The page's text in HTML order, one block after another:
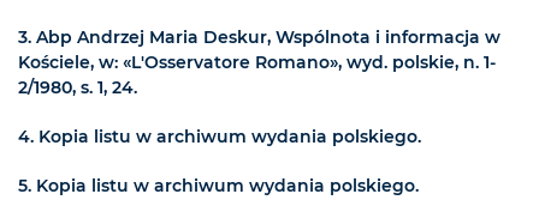
3. Abp Andrzej Maria Deskur, Wspólnota i informacja w
Kościele, w: «L'Osservatore Romano», wyd. polskie, n. 1-
2/1980, s. 1, 24.
4. Kopia listu w archiwum wydania polskiego.
5. Kopia listu w archiwum wydania polskiego.